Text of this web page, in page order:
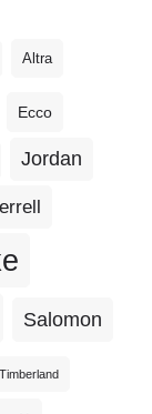
Altra
Ecco
Jordan
Salomon
Timberland